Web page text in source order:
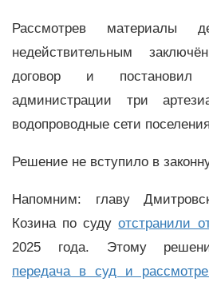
Рассмотрев материалы
недействительным
договор и постановил
администрации три
водопроводные сети
Решение не вступило в
Напомним: главу
Козина по судуотстранили
2025 года. Этому
передача в суд и